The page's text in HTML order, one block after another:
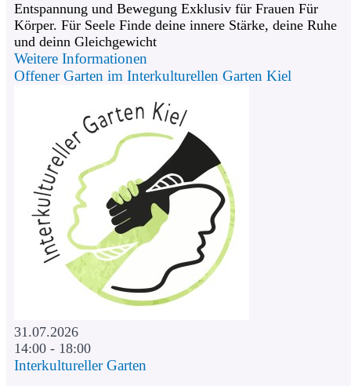
Entspannung und Bewegung Exklusiv für Frauen Für
Körper. Für Seele Finde deine innere Stärke, deine Ruhe
und deinn Gleichgewicht
Weitere Informationen
Offener Garten im Interkulturellen Garten Kiel
31.07.2026
14:00 - 18:00
Interkultureller Garten